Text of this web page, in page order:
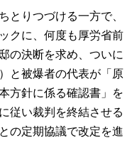
りつづける一方で、
クに、何度も厚労省前
の決断を求め、ついに
と被爆者の代表が「原
方針に係る確認書」を
従い裁判を終結させる
の定期協議で改定を進